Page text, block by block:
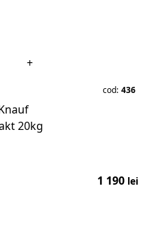
+
cod: 436
1 190 lei